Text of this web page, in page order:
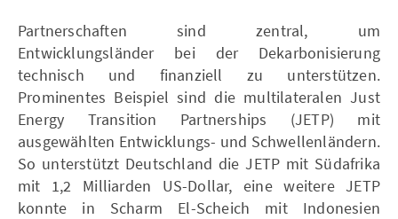
Partnerschaften sind zentral, um
Entwicklungsländer bei der Dekarbonisierung
technisch und finanziell zu unterstützen.
Prominentes Beispiel sind die multilateralen Just
Energy Transition Partnerships (JETP) mit
ausgewählten Entwicklungs- und Schwellenländern.
So unterstützt Deutschland die JETP mit Südafrika
mit 1,2 Milliarden US-Dollar, eine weitere JETP
konnte in Scharm El-Scheich mit Indonesien